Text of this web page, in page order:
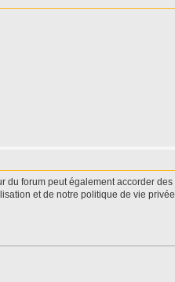
du forum peut également accorder des
et de notre politique de vie privée.